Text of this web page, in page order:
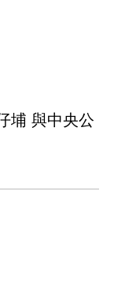
埔 與中央公